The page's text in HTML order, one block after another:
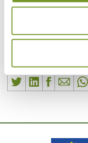
ETIQUETAS: